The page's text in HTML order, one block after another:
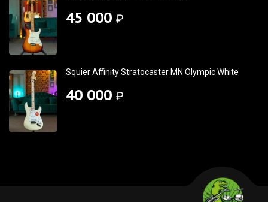
45 000 ₽
Squier Affinity Stratocaster MN Olympic White
40 000 ₽